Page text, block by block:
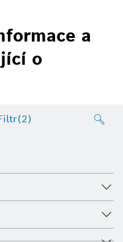
a
o
(2)